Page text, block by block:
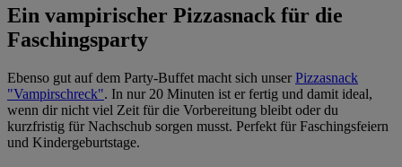
Ein vampirischer Pizzasnack für die
Faschingsparty
Ebenso gut auf dem Party-Buffet macht sich unserPizzasnack
"Vampirschreck". In nur 20 Minuten ist er fertig und damit ideal,
wenn dir nicht viel Zeit für die Vorbereitung bleibt oder du
kurzfristig für Nachschub sorgen musst. Perfekt für Faschingsfeiern
und Kindergeburtstage.